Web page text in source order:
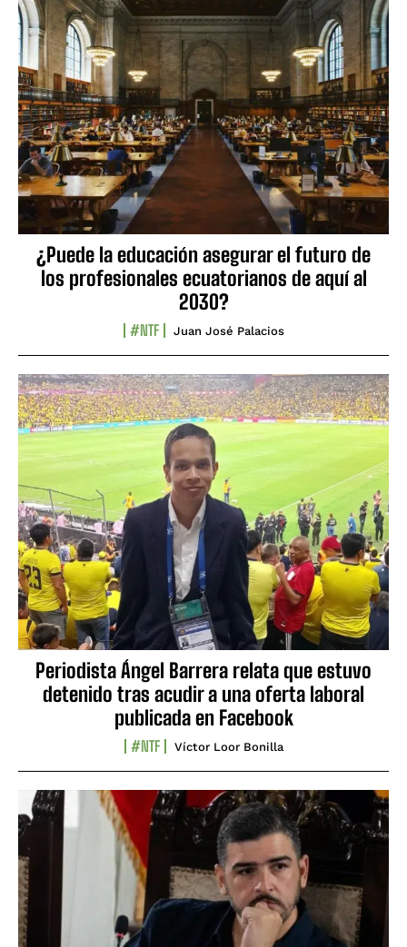
¿Puede la educación asegurar el futuro de
los profesionales ecuatorianos de aquí al
2030?
#NTF Juan José Palacios
Periodista Ángel Barrera relata que estuvo
detenido tras acudir a una oferta laboral
publicada en Facebook
#NTF Víctor Loor Bonilla